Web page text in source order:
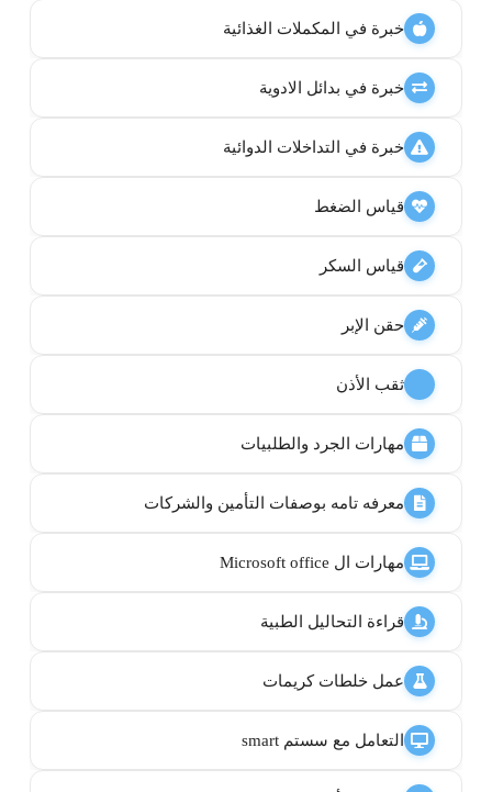
خبرة في المكملات الغذائية
خبرة في بدائل الادوية
خبرة في التداخلات الدوائية
قياس الضغط
قياس السكر
حقن الإبر
ثقب الأذن
مهارات الجرد والطلبيات
معرفه تامه بوصفات التأمين والشركات
مهارات ال Microsoft office
قراءة التحاليل الطبية
عمل خلطات كريمات
التعامل مع سستم smart